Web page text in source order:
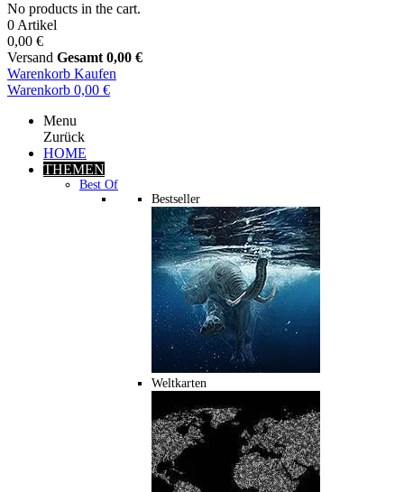
No products in the cart.
0 Artikel
0,00 €
Versand Gesamt 0,00 €
Warenkorb Kaufen
Warenkorb 0,00 €
Menu
Zurück
HOME
THEMEN
Best Of
Bestseller
Weltkarten